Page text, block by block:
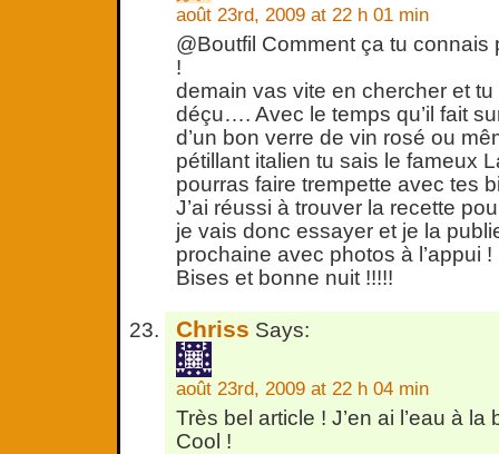
août 23rd, 2009 at 22 h 01 min
@Boutfil Comment ça tu connais
!
demain vas vite en chercher et
déçu…. Avec le temps qu’il fait
d’un bon verre de vin rosé ou
pétillant italien tu sais le fameux
pourras faire trempette avec tes
J’ai réussi à trouver la recette
je vais donc essayer et je la
prochaine avec photos à l’appui !
Bises et bonne nuit !!!!!
Chriss Says:
août 23rd, 2009 at 22 h 04 min
Très bel article ! J’en ai l’eau à la
Cool !